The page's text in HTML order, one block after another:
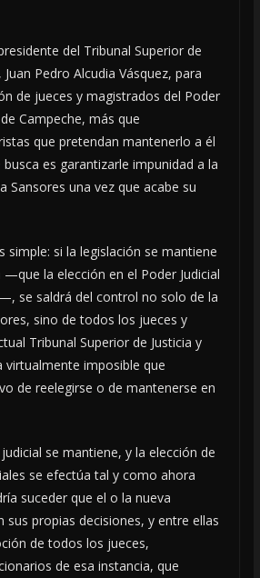
del Tribunal Superior de
Juan Pedro Alcudia Vásquez, para
de jueces y magistrados del Poder
Campeche, más que
que pretendan mantenerlo a él
es garantizarle impunidad a la
Sansores una vez que acabe su
simple: si la legislación se mantiene
la elección en el Poder Judicial
se saldrá del control no solo de la
sino de todos los jueces y
Tribunal Superior de Justicia y
virtualmente imposible que
de reelegirse o de mantenerse en
se mantiene, y la elección de
se efectúa tal y como ahora
suceder que el o la nueva
sus propias decisiones, y entre ellas
de todos los jueces,
de esa instancia, que